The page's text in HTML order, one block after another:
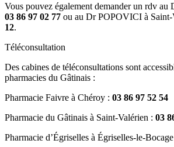
Vous pouvez également demander un rdv
03 86 97 02 77 ou au Dr POPOVICI à Saint-
12.
Téléconsultation
Des cabines de téléconsultations sont
pharmacies du Gâtinais :
Pharmacie Faivre à Chéroy : 03 86 97 52 54
Pharmacie du Gâtinais à Saint-Valérien : 03
Pharmacie d’Égriselles à Égriselles-le-